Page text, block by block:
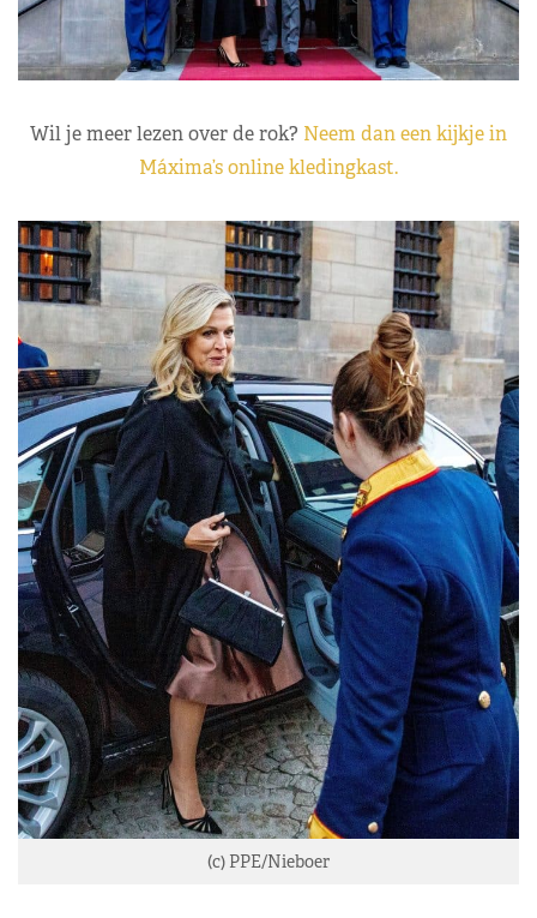
Wil je meer lezen over de rok? Neem dan een kijkje in
Máxima’s online kledingkast.
(c) PPE/Nieboer